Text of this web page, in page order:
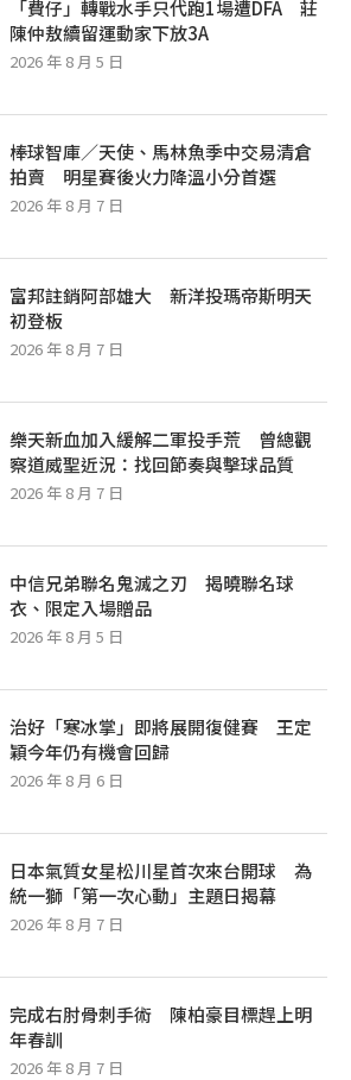
「費仔」轉戰水手只代跑1場遭DFA 莊
陳仲敖續留運動家下放3A
2026 年 8 月 5 日
棒球智庫／天使、馬林魚季中交易清倉
拍賣 明星賽後火力降溫小分首選
2026 年 8 月 7 日
富邦註銷阿部雄大 新洋投瑪帝斯明天
初登板
2026 年 8 月 7 日
樂天新血加入緩解二軍投手荒 曾總觀
察道威聖近況：找回節奏與擊球品質
2026 年 8 月 7 日
中信兄弟聯名鬼滅之刃 揭曉聯名球
衣、限定入場贈品
2026 年 8 月 5 日
治好「寒冰掌」即將展開復健賽 王定
穎今年仍有機會回歸
2026 年 8 月 6 日
日本氣質女星松川星首次來台開球 為
統一獅「第一次心動」主題日揭幕
2026 年 8 月 7 日
完成右肘骨刺手術 陳柏豪目標趕上明
年春訓
2026 年 8 月 7 日